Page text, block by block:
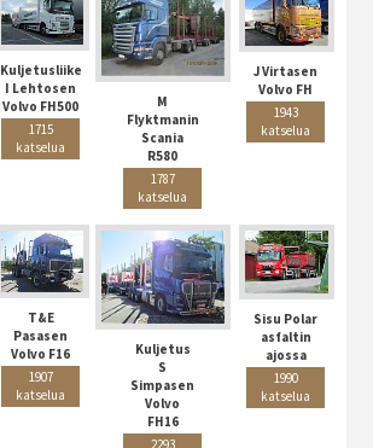
Kuljetusliike
I Lehtosen
Volvo FH500
1715
katselua
M
Flyktmanin
Scania
R580
1787
katselua
J Virtasen
Volvo FH
1943
katselua
T&E
Pasasen
Volvo F16
1907
katselua
Kuljetus
S
Simpasen
Volvo
FH16
2293
Sisu Polar
asfaltin
ajossa
1990
katselua